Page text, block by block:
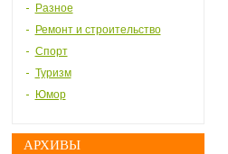
Разное
Ремонт и строительство
Спорт
Туризм
Юмор
АРХИВЫ